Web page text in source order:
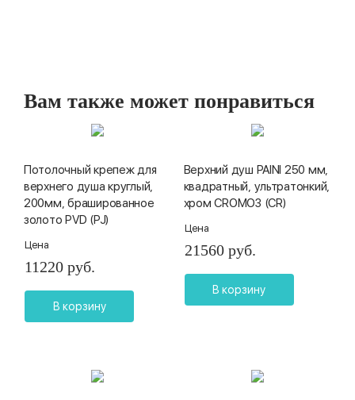
Вам также может понравиться
Потолочный крепеж для
верхнего душа круглый,
200мм, брашированное
золото PVD (PJ)
Цена
11220 руб.
В корзину
Верхний душ PAINI 250 мм,
квадратный, ультратонкий,
хром CROMO3 (CR)
Цена
21560 руб.
В корзину